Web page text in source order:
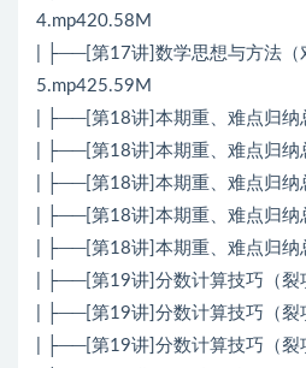
4.mp420.58M
| ├──[第17讲]数学思想与方法（
5.mp425.59M
| ├──[第18讲]本期重、难点归
| ├──[第18讲]本期重、难点归
| ├──[第18讲]本期重、难点归
| ├──[第18讲]本期重、难点归
| ├──[第18讲]本期重、难点归
| ├──[第19讲]分数计算技巧（
| ├──[第19讲]分数计算技巧（
| ├──[第19讲]分数计算技巧（